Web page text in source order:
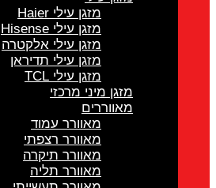
מזגן עילי Haier
מזגן עילי Hisense
מזגן עילי אלקטרה
מזגן עילי תדיראן
מזגן עילי TCL
מזגן מיני מרכזי
מאווררים
מאוורר עמוד
מאוורר רצפתי
מאוורר תיקרה
מאוורר תליה